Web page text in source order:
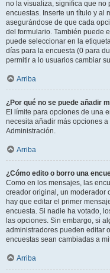
no la visualiza, significa que no
encuestas. Inserte un título y al
asegurándose de que cada
del formulario. También puede
puede seleccionar en la
días para la encuesta (0 para
permitir a lo usuarios cambiar
Arriba
¿Por qué no se puede añadir
El límite para opciones de una
necesita añadir más opciones
Administración.
Arriba
¿Cómo edito o borro una
Como en los mensajes, las
creador original, un moderador
hay que editar el primer
encuesta. Si nadie ha votado,
las opciones. Sin embargo, si
administradores pueden editar
encuestas sean cambiadas a
Arriba